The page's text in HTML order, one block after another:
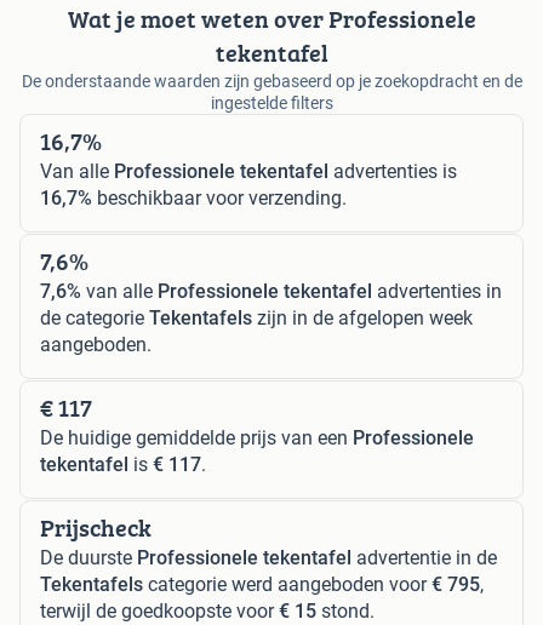
Wat je moet weten over Professionele
tekentafel
De onderstaande waarden zijn gebaseerd op je zoekopdracht en de
ingestelde filters
16,7%
Van alle Professionele tekentafel advertenties is
16,7% beschikbaar voor verzending.
7,6%
7,6% van alle Professionele tekentafel advertenties in
de categorie Tekentafels zijn in de afgelopen week
aangeboden.
€ 117
De huidige gemiddelde prijs van een Professionele
tekentafel is € 117.
Prijscheck
De duurste Professionele tekentafel advertentie in de
Tekentafels categorie werd aangeboden voor€ 795,
terwijl de goedkoopste voor€ 15 stond.